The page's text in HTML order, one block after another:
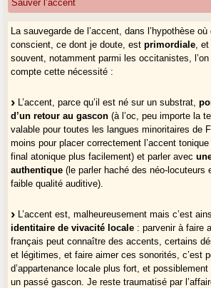
Sauver l’accent
La sauvegarde de l’accent, dans l’hypothèse
conscient, ce dont je doute, estprimordiale ,
souvent, notamment parmi les occitanistes,
compte cette nécessité :
L’accent, parce qu’il est né sur un substrat,
d’un retour au gascon (à l’oc, peu importe la
valable pour toutes les langues minoritaires de
moins pour placer correctement l’accent
final atonique plus facilement) et parler avec
authentique (le parler haché des néo-locuteurs
faible qualité auditive).
L’accent est, malheureusement mais c’est
identitaire de vivacité locale : parvenir à faire
français peut connaître des accents, certains
et légitimes, et faire aimer ces sonorités, c’est
d’appartenance locale plus fort, et
un passé gascon. Je reste traumatisé par